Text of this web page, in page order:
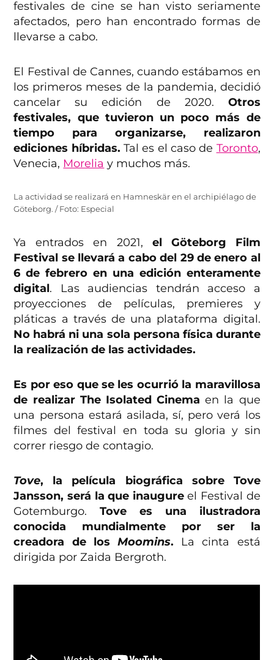
festivales de cine se han visto seriamente
afectados, pero han encontrado formas de
llevarse a cabo.
El Festival de Cannes, cuando estábamos en
los primeros meses de la pandemia, decidió
cancelar su edición de 2020. Otros
festivales, que tuvieron un poco más de
tiempo para organizarse, realizaron
ediciones híbridas. Tal es el caso de Toronto,
Venecia, Morelia y muchos más.
La actividad se realizará en Hamneskär en el archipiélago de
Göteborg. / Foto: Especial
Ya entrados en 2021, el Göteborg Film
Festival se llevará a cabo del 29 de enero al
6 de febrero en una edición enteramente
digital. Las audiencias tendrán acceso a
proyecciones de películas, premieres y
pláticas a través de una plataforma digital.
No habrá ni una sola persona física durante
la realización de las actividades.
Es por eso que se les ocurrió la maravillosa
de realizar The Isolated Cinema en la que
una persona estará asilada, sí, pero verá los
filmes del festival en toda su gloria y sin
correr riesgo de contagio.
Tove, la película biográfica sobre Tove
Jansson, será la que inaugureel Festival de
Gotemburgo.Tove es una ilustradora
conocida mundialmente por ser la
creadora de los Moomins. La cinta está
dirigida por Zaida Bergroth.